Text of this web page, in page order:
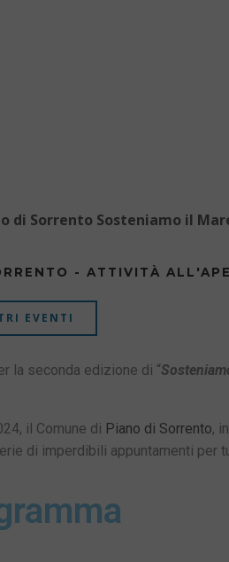
di Sorrento Sosteniamo il
- ATTIVITÀ
EVENTI
la seconda edizione di “
il Comune di Piano di Sorrento,
di imperdibili appuntamenti per